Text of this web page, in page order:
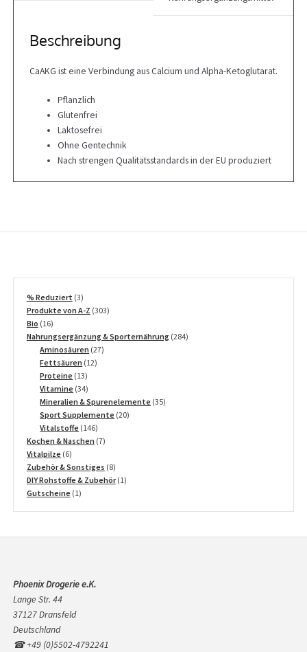
Beschreibung
CaAKG ist eine Verbindung aus Calcium und Alpha-Ketoglutarat.
Pflanzlich
Glutenfrei
Laktosefrei
Ohne Gentechnik
Nach strengen Qualitätsstandards in der EU produziert
% Reduziert 33
Produkte
Produkte von A-Z 303303
Bio 1616
Produkte
Nahrungsergänzung & Sporternährung 284284
Aminosäuren 2727
Fettsäuren 1212
Proteine 1313
Produkte
Vitamine 3434
Produkte
Mineralien & Spurenelemente 3535
Sport Supplemente 2020
Vitalstoffe 146146
Produkte
Kochen & Naschen 77
Vitalpilze 66
Produkte
Zubehör & Sonstiges 88
Produkte
DIY Rohstoffe & Zubehör 11
Gutscheine 11
Phoenix Drogerie e.K.
Lange Str. 44
37127 Dransfeld
Deutschland
☎ +49 (0)5502-4792241